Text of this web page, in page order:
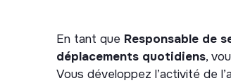
En tant que Responsable de
déplacements quotidiens,
Vous développez l’activité de